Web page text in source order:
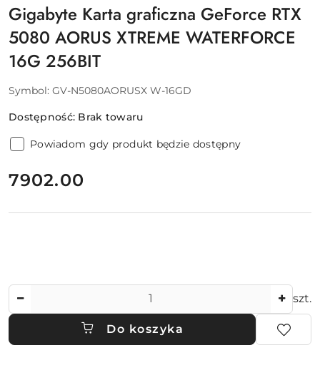
Gigabyte Karta graficzna GeForce RTX
5080 AORUS XTREME WATERFORCE
16G 256BIT
Symbol: GV-N5080AORUSX W-16GD
Dostępność: Brak towaru
Powiadom gdy produkt będzie dostępny
cena:
7902.00
szt.
Do koszyka